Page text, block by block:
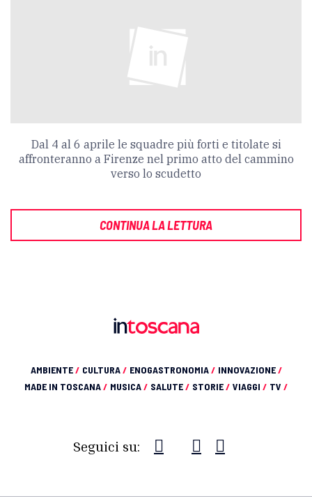
Dal 4 al 6 aprile le squadre più forti e titolate si
affronteranno a Firenze nel primo atto del cammino
verso lo scudetto
CONTINUA LA LETTURA
AMBIENTE/ CULTURA/ ENOGASTRONOMIA/ INNOVAZIONE/
MADE IN TOSCANA/ MUSICA/ SALUTE/ STORIE/ VIAGGI / TV /
Seguici su: